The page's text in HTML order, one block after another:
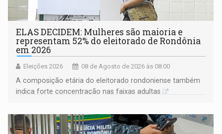
ELAS DECIDEM: Mulheres são maioria e
representam 52% do eleitorado de Rondônia
em 2026
Eleições 2026 08 de Agosto de 2026 às 08:00
A composição etária do eleitorado rondoniense também
indica forte concentração nas faixas adultas